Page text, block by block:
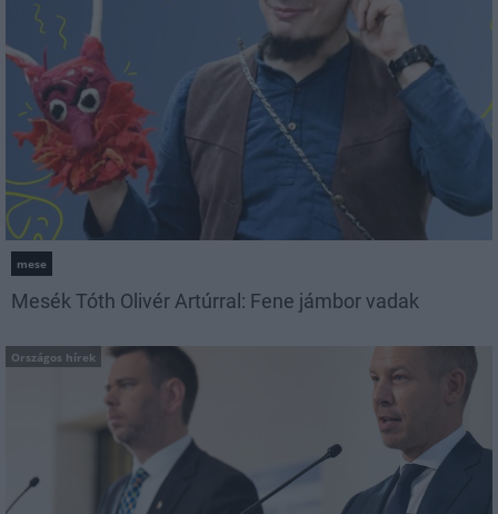
mese
Mesék Tóth Olivér Artúrral: Fene jámbor vadak
Országos hírek